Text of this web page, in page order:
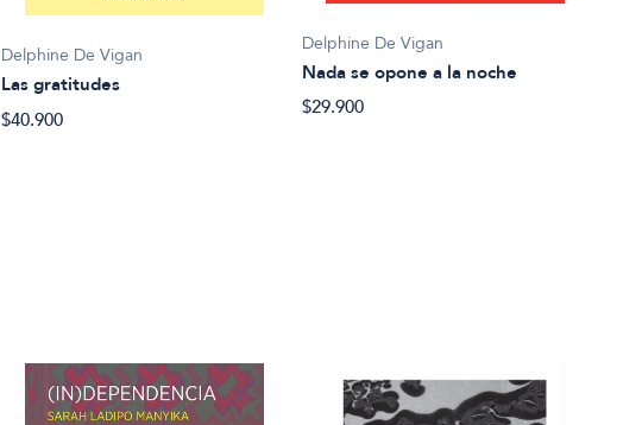
Delphine De Vigan
Las gratitudes
$40.900
Delphine De Vigan
Nada se opone a la noche
$29.900